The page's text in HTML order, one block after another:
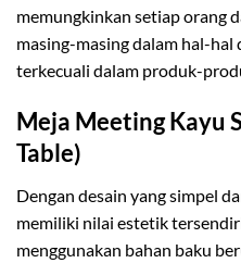
memungkinkan setiap orang
masing-masing dalam hal-hal
terkecuali dalam produk-
Meja Meeting Kayu
Table)
Dengan desain yang simpel
memiliki nilai estetik
menggunakan bahan baku